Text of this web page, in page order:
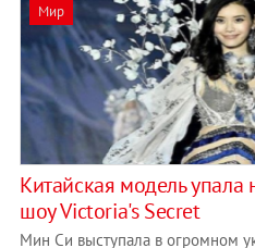
Мир
Китайская модель
шоу Victoria's Secret
Мин Си выступала в огромном